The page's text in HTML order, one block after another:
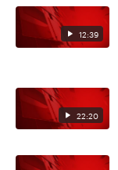
12:39
22:20